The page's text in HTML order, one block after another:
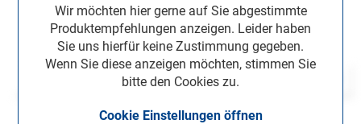
Wir möchten hier gerne auf Sie abgestimmte
Produktempfehlungen anzeigen. Leider haben
Sie uns hierfür keine Zustimmung gegeben.
Wenn Sie diese anzeigen möchten, stimmen Sie
bitte den Cookies zu.
Cookie Einstellungen öffnen